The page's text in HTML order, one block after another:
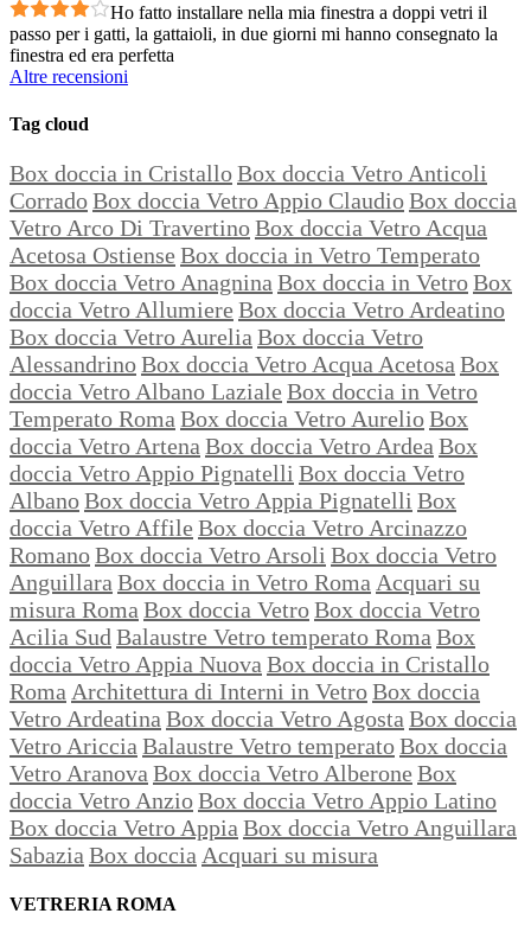
Ho fatto installare nella mia finestra a doppi vetri il
passo per i gatti, la gattaioli, in due giorni mi hanno consegnato la
finestra ed era perfetta
Altre recensioni
Tag cloud
Box doccia in CristalloBox doccia Vetro Anticoli
CorradoBox doccia Vetro Appio ClaudioBox doccia
Vetro Arco Di TravertinoBox doccia Vetro Acqua
Acetosa Ostiense Box doccia in Vetro Temperato
Box doccia Vetro Anagnina Box doccia in VetroBox
doccia Vetro Allumiere Box doccia Vetro Ardeatino
Box doccia Vetro Aurelia Box doccia Vetro
AlessandrinoBox doccia Vetro Acqua Acetosa Box
doccia Vetro Albano Laziale Box doccia in Vetro
Temperato Roma Box doccia Vetro AurelioBox
doccia Vetro Artena Box doccia Vetro Ardea Box
doccia Vetro Appio Pignatelli Box doccia Vetro
AlbanoBox doccia Vetro Appia Pignatelli Box
doccia Vetro Affile Box doccia Vetro Arcinazzo
RomanoBox doccia Vetro Arsoli Box doccia Vetro
Anguillara Box doccia in Vetro Roma Acquari su
misura Roma Box doccia VetroBox doccia Vetro
Acilia Sud Balaustre Vetro temperato Roma Box
doccia Vetro Appia Nuova Box doccia in Cristallo
Roma Architettura di Interni in VetroBox doccia
Vetro Ardeatina Box doccia Vetro Agosta Box doccia
Vetro Ariccia Balaustre Vetro temperatoBox doccia
Vetro Aranova Box doccia Vetro Alberone Box
doccia Vetro AnzioBox doccia Vetro Appio Latino
Box doccia Vetro Appia Box doccia Vetro Anguillara
Sabazia Box doccia Acquari su misura
VETRERIA ROMA